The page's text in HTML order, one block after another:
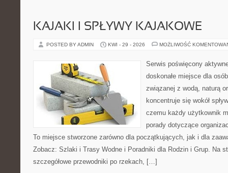
KAJAKI I SPŁYWY KAJAKOWE
POSTED BY ADMIN KWI - 29 - 2026 MOŻLIWOŚĆ
Serwis poświęcony
doskonałe miejsce dla
związanej z wodą, naturą
koncentruje się wokół
czemu każdy użytkownik
porady dotyczące
To miejsce stworzone zarówno dla początkujących, jak i dla
Zobacz: Szlaki i Trasy Wodne i Poradniki dla Rodzin i Grup. Na
szczegółowe przewodniki po rzekach, […]